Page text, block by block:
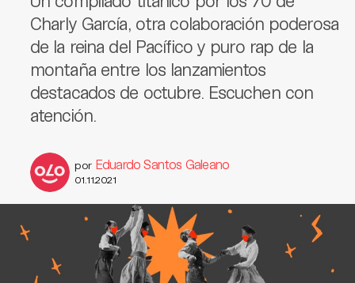
Charly García, otra colaboración poderosa
de la reina del Pacífico y puro rap de la
montaña entre los lanzamientos
destacados de octubre. Escuchen con
atención.
por Eduardo Santos Galeano
01.11.2021